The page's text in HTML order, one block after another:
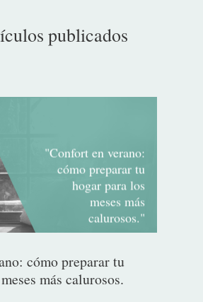
publicados
"Confort en verano:
cómo preparar tu
hogar para los
meses más
calurosos."
cómo preparar tu
más calurosos.